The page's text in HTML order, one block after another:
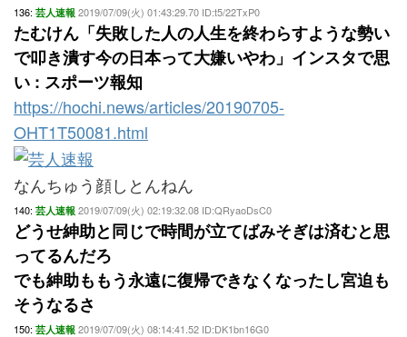
136: 芸人速報 2019/07/09(火) 01:43:29.70 ID:t5/22TxP0
たむけん「失敗した人の人生を終わらすような勢い
で叩き潰す今の日本って大嫌いやわ」インスタで思
い : スポーツ報知
https://hochi.news/articles/20190705-
OHT1T50081.html
なんちゅう顔しとんねん
140: 芸人速報 2019/07/09(火) 02:19:32.08 ID:QRyaoDsC0
どうせ紳助と同じで時間が立てばみそぎは済むと思
ってるんだろ
でも紳助ももう永遠に復帰できなくなったし宮迫も
そうなるさ
150: 芸人速報 2019/07/09(火) 08:14:41.52 ID:DK1bn16G0